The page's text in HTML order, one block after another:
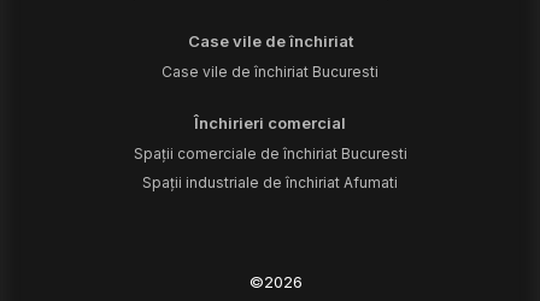
Case vile de închiriat
Case vile de închiriat Bucuresti
Închirieri comercial
Spații comerciale de închiriat Bucuresti
Spații industriale de închiriat Afumati
©2026